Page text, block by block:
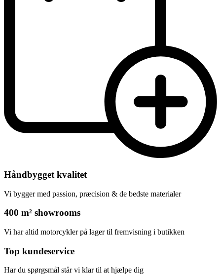
Håndbygget kvalitet
Vi bygger med passion, præcision & de bedste materialer
400 m² showrooms
Vi har altid motorcykler på lager til fremvisning i butikken
Top kundeservice
Har du spørgsmål står vi klar til at hjælpe dig